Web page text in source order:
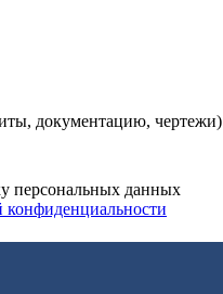
документацию, чертежи)
персональных данных
конфиденциальности